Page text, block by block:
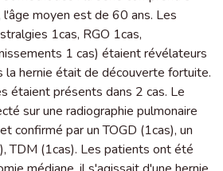
moyen est de 60 ans. Les
1cas, RGO 1cas,
1 cas) étaient révélateurs
la hernie était de découverte fortuite.
étaient présents dans 2 cas. Le
sur une radiographie pulmonaire
confirmé par un TOGD (1cas), un
TDM (1cas). Les patients ont été